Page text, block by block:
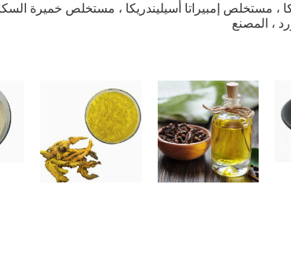
، مستخلص إمبيراتا أسيليندريكا ، مستخلص خميرة
، المصنع